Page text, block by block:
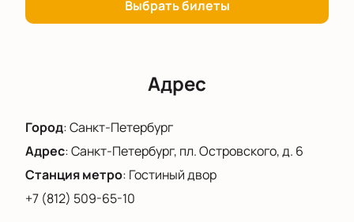
Купить билеты на концерт «Ток времени: в
Выбрать билеты
Адрес
Город:Санкт-Петербург
Адрес:Санкт-Петербург, пл. Островского, д. 6
Станция метро: Гостиный двор
+7 (812) 509-65-10